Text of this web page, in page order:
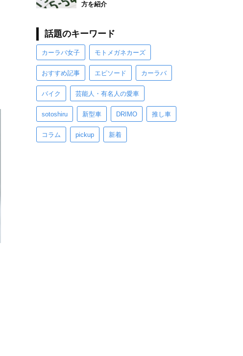
方を紹介
話題のキーワード
カーラバ女子 モトメガネカーズ
おすすめ記事 エピソード カーラバ
バイク 芸能人・有名人の愛車
sotoshiru 新型車 DRIMO 推し車
コラム pickup 新着